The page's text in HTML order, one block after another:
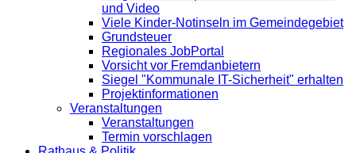
und Video
Viele Kinder-Notinseln im Gemeindegebiet
Grundsteuer
Regionales JobPortal
Vorsicht vor Fremdanbietern
Siegel "Kommunale IT-Sicherheit" erhalten
Projektinformationen
Veranstaltungen
Veranstaltungen
Termin vorschlagen